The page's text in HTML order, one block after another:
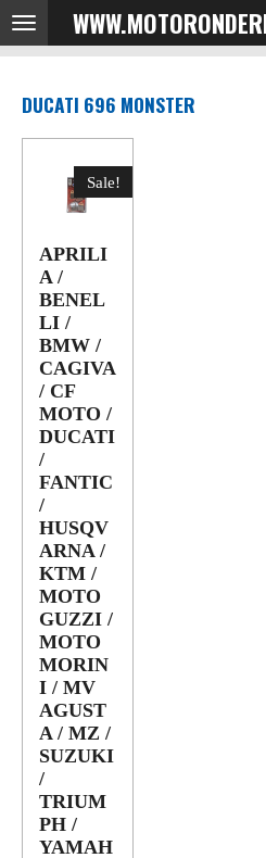
Ga
direct
deDUCATI 696 MONSTER
Sale!
APRILI
A /
BENEL
LI /
BMW /
CAGIVA
/ CF
MOTO /
DUCATI
/
FANTIC
/
HUSQV
ARNA /
KTM /
MOTO
GUZZI /
MOTO
MORIN
I / MV
AGUST
A / MZ /
SUZUKI
/
TRIUM
PH /
YAMAH